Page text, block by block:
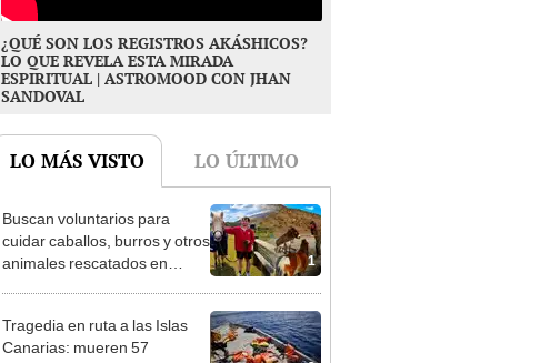
¿QUÉ SON LOS REGISTROS AKÁSHICOS?
LO QUE REVELA ESTA MIRADA
ESPIRITUAL | ASTROMOOD CON JHAN
SANDOVAL
LO MÁS VISTO LO ÚLTIMO
1
Buscan voluntarios para
cuidar caballos, burros y otros
animales rescatados en
Tragedia en ruta a las Islas
Canarias: mueren 57